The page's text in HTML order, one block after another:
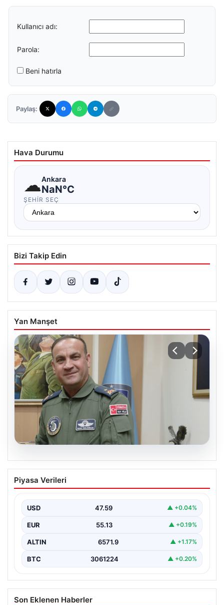
Kullanıcı adı:
Parola:
Beni hatırla
Paylaş:
Hava Durumu
☁Ankara
NaN°C
ŞEHIR SEÇ
Bizi Takip Edin
Yan Manşet
Rafet Dalkıran Kimdir? Türkiye’nin Yeni
Hava Kuvvetleri Komutanı Hakkında
Türkiye'nin askeri yönetiminde önemli bir yere sahip
Yüksek…
Piyasa Verileri
USD 47.59 ▲ +0.04%
EUR 55.13 ▲ +0.19%
ALTIN 6571.9 ▲ +1.17%
BTC 3061224 ▲ +0.20%
Son Eklenen Haberler